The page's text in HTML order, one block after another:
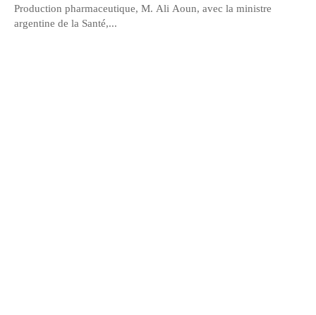
Production pharmaceutique, M. Ali Aoun, avec la ministre
argentine de la Santé,...